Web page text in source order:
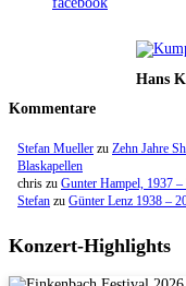
Hans
Kommentare
Stefan Mueller zu Zehn Jahre
Blaskapellen
chris zu Gunter Hampel, 1937 –
Stefan zu Günter Lenz 1938 –
Konzert-Highlights